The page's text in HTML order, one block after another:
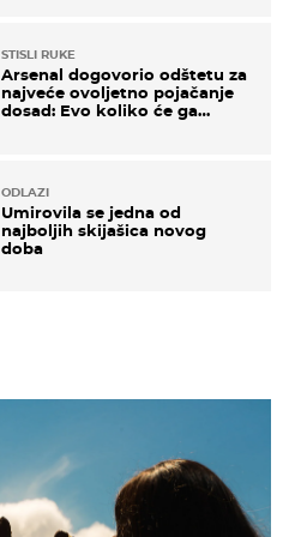
STISLI RUKE
Arsenal dogovorio odštetu za
najveće ovoljetno pojačanje
dosad: Evo koliko će ga
ODLAZI
Umirovila se jedna od
najboljih skijašica novog
doba